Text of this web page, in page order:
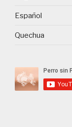
Español
Quechua